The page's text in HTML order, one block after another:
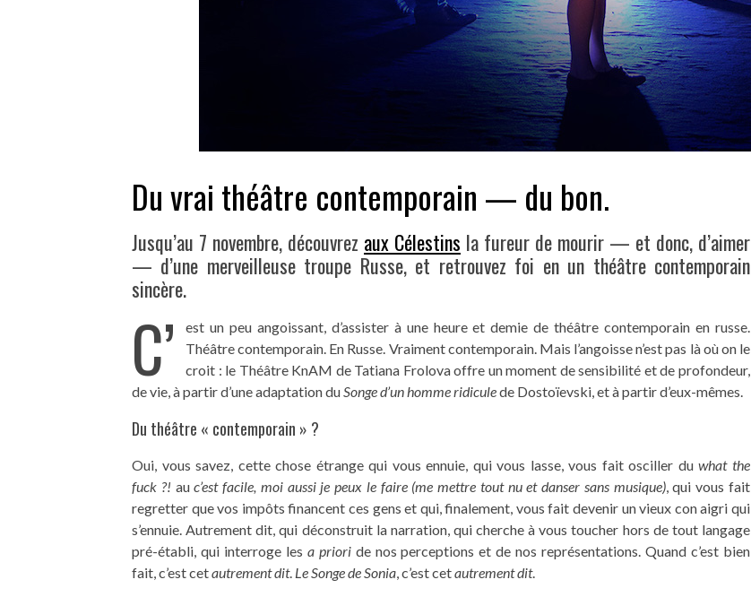
Du vrai théâtre contemporain — du bon.
Jusqu’au 7 novembre, découvrez aux Célestins la fureur de mourir — et donc, d’aimer
— d’une merveilleuse troupe Russe, et retrouvez foi en un théâtre contemporain
sincère.
C’
est un peu angoissant, d’assister à une heure et demie de théâtre contemporain en russe.
Théâtre contemporain. En Russe. Vraiment contemporain. Mais l’angoisse n’est pas là où on le
croit : le Théâtre KnAM de Tatiana Frolova offre un moment de sensibilité et de profondeur,
de vie, à partir d’une adaptation duSonge d’un homme ridiculede Dostoïevski, et à partir d’eux-mêmes.
Du théâtre « contemporain » ?
Oui, vous savez, cette chose étrange qui vous ennuie, qui vous lasse, vous fait osciller duwhat the
fuck ?! auc’est facile, moi aussi je peux le faire (me mettre tout nu et danser sans musique), qui vous fait
regretter que vos impôts financent ces gens et qui, finalement, vous fait devenir un vieux con aigri qui
s’ennuie. Autrement dit, qui déconstruit la narration, qui cherche à vous toucher hors de tout langage
pré-établi, qui interroge les a prioride nos perceptions et de nos représentations. Quand c’est bien
fait, c’est cetautrement dit. Le Songe de Sonia, c’est cetautrement dit.